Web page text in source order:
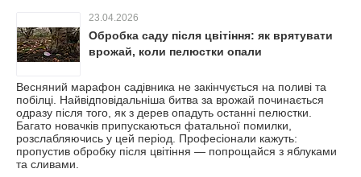
23.04.2026
Обробка саду після цвітіння: як врятувати
врожай, коли пелюстки опали
Весняний марафон садівника не закінчується на поливі та
побілці. Найвідповідальніша битва за врожай починається
одразу після того, як з дерев опадуть останні пелюстки.
Багато новачків припускаються фатальної помилки,
розслабляючись у цей період. Професіонали кажуть:
пропустив обробку після цвітіння — попрощайся з яблуками
та сливами.